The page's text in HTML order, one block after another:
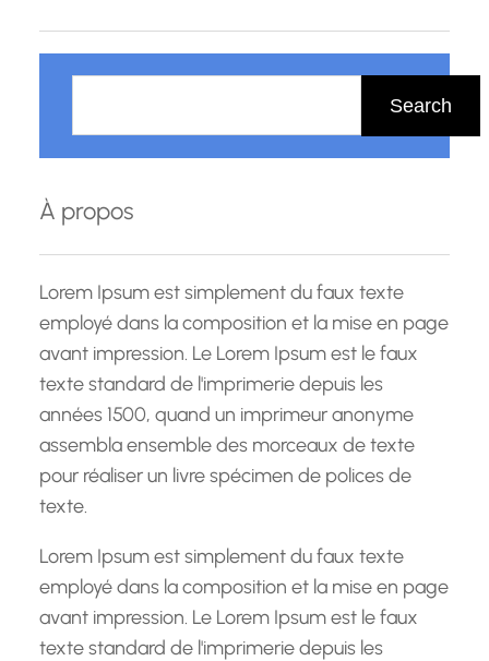
h
r
c
h
Search
À propos
Lorem Ipsum est simplement du faux texte
employé dans la composition et la mise en page
avant impression. Le Lorem Ipsum est le faux
texte standard de l'imprimerie depuis les
années 1500, quand un imprimeur anonyme
assembla ensemble des morceaux de texte
pour réaliser un livre spécimen de polices de
texte.
Lorem Ipsum est simplement du faux texte
employé dans la composition et la mise en page
avant impression. Le Lorem Ipsum est le faux
texte standard de l'imprimerie depuis les